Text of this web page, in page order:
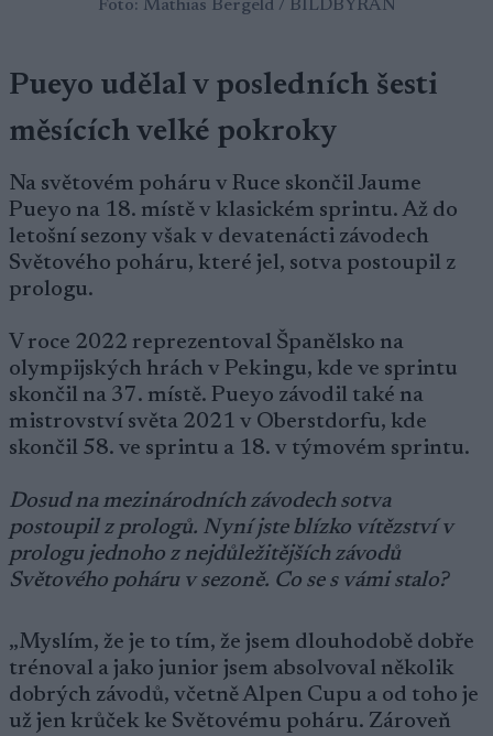
Foto: Mathias Bergeld / BILDBYRÅN
Pueyo udělal v posledních šesti
měsících velké pokroky
Na světovém poháru v Ruce skončil Jaume
Pueyo na 18. místě v klasickém sprintu. Až do
letošní sezony však v devatenácti závodech
Světového poháru, které jel, sotva postoupil z
prologu.
V roce 2022 reprezentoval Španělsko na
olympijských hrách v Pekingu, kde ve sprintu
skončil na 37. místě. Pueyo závodil také na
mistrovství světa 2021 v Oberstdorfu, kde
skončil 58. ve sprintu a 18. v týmovém sprintu.
Dosud na mezinárodních závodech sotva
postoupil z prologů. Nyní jste blízko vítězství v
prologu jednoho z nejdůležitějších závodů
Světového poháru v sezoně. Co se s vámi stalo?
„Myslím, že je to tím, že jsem dlouhodobě dobře
trénoval a jako junior jsem absolvoval několik
dobrých závodů, včetně Alpen Cupu a od toho je
už jen krůček ke Světovému poháru. Zároveň